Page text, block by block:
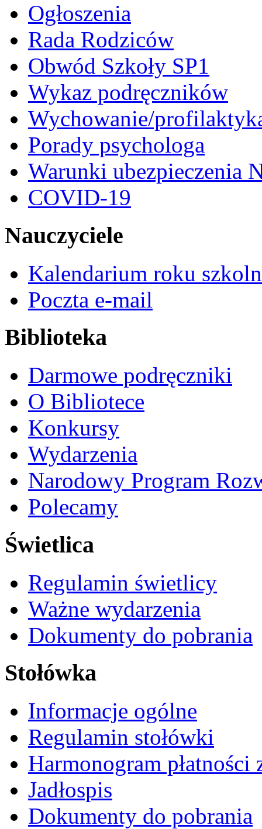
Ogłoszenia
Rada Rodziców
Obwód Szkoły SP1
Wykaz podręczników
Wychowanie/
Porady psychologa
Warunki ubezpieczenia
COVID-19
Nauczyciele
Kalendarium roku
Poczta e-mail
Biblioteka
Darmowe podręczniki
O Bibliotece
Konkursy
Wydarzenia
Narodowy Program
Polecamy
Świetlica
Regulamin świetlicy
Ważne wydarzenia
Dokumenty do pobrania
Stołówka
Informacje ogólne
Regulamin stołówki
Harmonogram płatności
Jadłospis
Dokumenty do pobrania